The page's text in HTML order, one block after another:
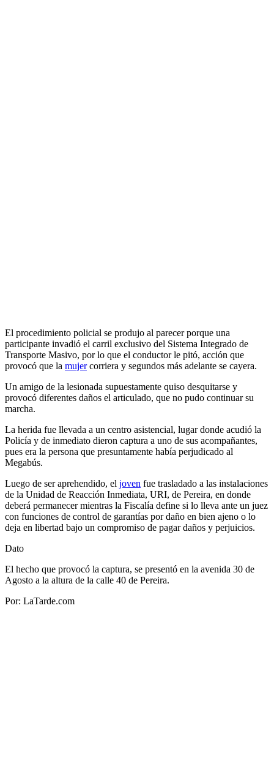
El procedimiento policial se produjo al parecer porque una
participante invadió el carril exclusivo del Sistema Integrado de
Transporte Masivo, por lo que el conductor le pitó, acción que
provocó que la mujercorriera y segundos más adelante se cayera.
Un amigo de la lesionada supuestamente quiso desquitarse y
provocó diferentes daños el articulado, que no pudo continuar su
marcha.
La herida fue llevada a un centro asistencial, lugar donde acudió la
Policía y de inmediato dieron captura a uno de sus acompañantes,
pues era la persona que presuntamente había perjudicado al
Megabús.
Luego de ser aprehendido, el joven fue trasladado a las instalaciones
de la Unidad de Reacción Inmediata, URI, de Pereira, en donde
deberá permanecer mientras la Fiscalía define si lo lleva ante un juez
con funciones de control de garantías por daño en bien ajeno o lo
deja en libertad bajo un compromiso de pagar daños y perjuicios.
Dato
El hecho que provocó la captura, se presentó en la avenida 30 de
Agosto a la altura de la calle 40 de Pereira.
Por: LaTarde.com